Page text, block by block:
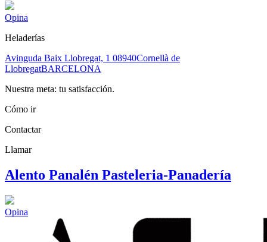
Opina
Heladerías
Avinguda Baix Llobregat, 1 08940Cornellà de
LlobregatBARCELONA
Nuestra meta: tu satisfacción.
Cómo ir
Contactar
Llamar
Alento Panalén Pasteleria-Panadería
Opina